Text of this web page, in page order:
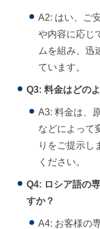
A2: はい、ご
や内容に応じ
ムを組み、迅
ています。
Q3: 料金はどの
A3: 料金は、
などによって
りをご提示し
ください。
Q4: ロシア語の
すか？
A4: お客様の